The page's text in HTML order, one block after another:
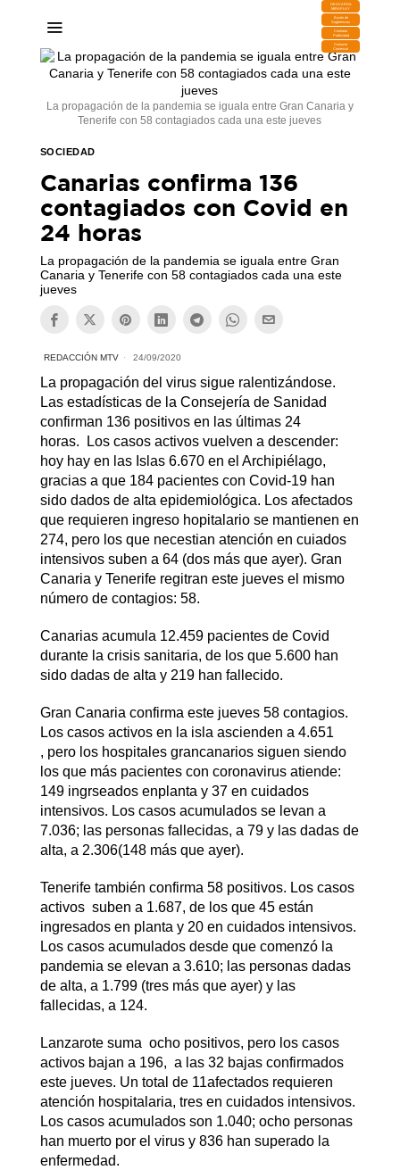
DESCARGA
MIRAPLAY
Buzón de
Sugerencias
Contratar
Publicidad
Contacto
Comercial
La propagación de la pandemia se iguala entre Gran Canaria y
Tenerife con 58 contagiados cada una este jueves
SOCIEDAD
Canarias confirma 136
contagiados con Covid en
24 horas
La propagación de la pandemia se iguala entre Gran
Canaria y Tenerife con 58 contagiados cada una este
jueves
REDACCIÓN MTV 24/09/2020
La propagación del virus sigue ralentizándose.
Las estadísticas de la Consejería de Sanidad
confirman 136 positivos en las últimas 24
horas. Los casos activos vuelven a descender:
hoy hay en las Islas 6.670 en el Archipiélago,
gracias a que 184 pacientes con Covid-19 han
sido dados de alta epidemiológica. Los afectados
que requieren ingreso hopitalario se mantienen en
274, pero los que necestian atención en cuiados
intensivos suben a 64 (dos más que ayer). Gran
Canaria y Tenerife regitran este jueves el mismo
número de contagios: 58.
Canarias acumula 12.459 pacientes de Covid
durante la crisis sanitaria, de los que 5.600 han
sido dadas de alta y 219 han fallecido.
Gran Canaria confirma este jueves 58 contagios.
Los casos activos en la isla ascienden a 4.651
, pero los hospitales grancanarios siguen siendo
los que más pacientes con coronavirus atiende:
149 ingrseados enplanta y 37 en cuidados
intensivos. Los casos acumulados se levan a
7.036; las personas fallecidas, a 79 y las dadas de
alta, a 2.306(148 más que ayer).
Tenerife también confirma 58 positivos. Los casos
activos suben a 1.687, de los que 45 están
ingresados en planta y 20 en cuidados intensivos.
Los casos acumulados desde que comenzó la
pandemia se elevan a 3.610; las personas dadas
de alta, a 1.799 (tres más que ayer) y las
fallecidas, a 124.
Lanzarote suma ocho positivos, pero los casos
activos bajan a 196, a las 32 bajas confirmados
este jueves. Un total de 11afectados requieren
atención hospitalaria, tres en cuidados intensivos.
Los casos acumulados son 1.040; ocho personas
han muerto por el virus y 836 han superado la
enfermedad.